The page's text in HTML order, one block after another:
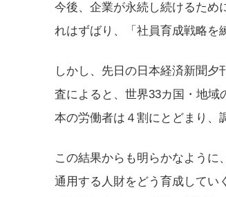
今後、企業が永続し続けるため
れはずばり、「社員育成戦略を
しかし、先日の日本経済新聞
査によると、世界33カ国・地域
本の労働者は４割にとどまり、
この結果からも明らかなように
通用する人財をどう育成してい